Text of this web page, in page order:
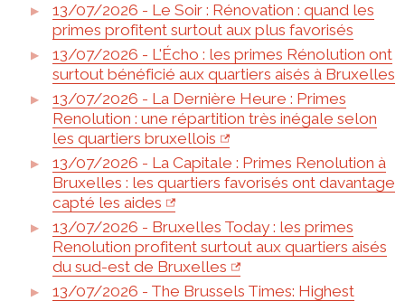
13/07/2026 - Le Soir : Rénovation : quand les
primes profitent surtout aux plus favorisés
13/07/2026 - L'Écho : les primes Rénolution ont
surtout bénéficié aux quartiers aisés à Bruxelles
13/07/2026 - La Dernière Heure : Primes
Renolution : une répartition très inégale selon
les quartiers bruxellois
13/07/2026 - La Capitale : Primes Renolution à
Bruxelles : les quartiers favorisés ont davantage
capté les aides
13/07/2026 - Bruxelles Today : les primes
Renolution profitent surtout aux quartiers aisés
du sud-est de Bruxelles
13/07/2026 - The Brussels Times: Highest